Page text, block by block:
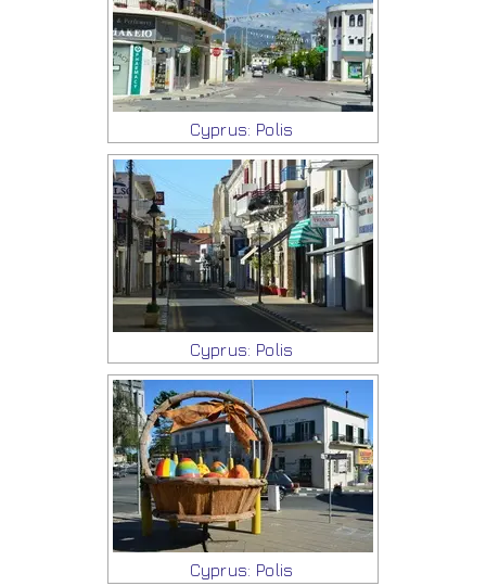
Cyprus: Polis
Cyprus: Polis
Cyprus: Polis